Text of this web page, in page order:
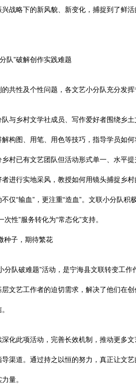
战略下的新风貌、新变化，捕捉到了鲜
队”破解创作实践难题
共性及个性问题，各文艺小分队充分发
与乡村文学社成员、写作爱好者围绕乡
构图、用笔、用色等技巧，指导学员如
村已有文艺团队但活动形式单一、水平
进行实地采风，教授如何用镜头捕捉乡村
仅“输血”，更注重“造血”。文联小分队
性”服务转化为“常态化”支持。
种子，期待繁花
分队破难题”活动，是宁海县文联转变工
文艺工作者的迫切需求，解决了他们在
化此项活动，完善长效机制，推动更多
渠道。通过持之以恒的努力，真正让文
量。